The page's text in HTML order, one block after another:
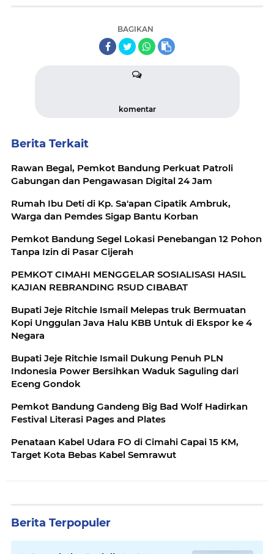
BAGIKAN
komentar
Berita Terkait
Rawan Begal, Pemkot Bandung Perkuat Patroli
Gabungan dan Pengawasan Digital 24 Jam
Rumah Ibu Deti di Kp. Sa'apan Cipatik Ambruk,
Warga dan Pemdes Sigap Bantu Korban
Pemkot Bandung Segel Lokasi Penebangan 12 Pohon
Tanpa Izin di Pasar Cijerah
PEMKOT CIMAHI MENGGELAR SOSIALISASI HASIL
KAJIAN REBRANDING RSUD CIBABAT
Bupati Jeje Ritchie Ismail Melepas truk Bermuatan
Kopi Unggulan Java Halu KBB Untuk di Ekspor ke 4
Negara
Bupati Jeje Ritchie Ismail Dukung Penuh PLN
Indonesia Power Bersihkan Waduk Saguling dari
Eceng Gondok
Pemkot Bandung Gandeng Big Bad Wolf Hadirkan
Festival Literasi Pages and Plates
Penataan Kabel Udara FO di Cimahi Capai 15 KM,
Target Kota Bebas Kabel Semrawut
Berita Terpopuler